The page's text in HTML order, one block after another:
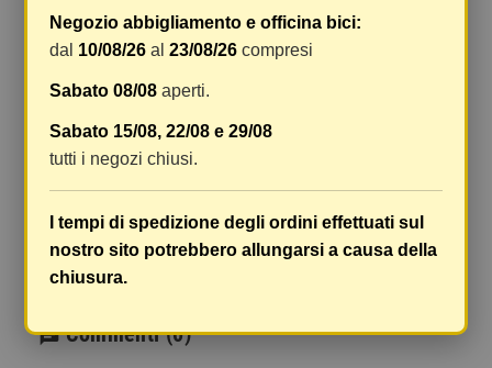
vostri articoli in un unico ordine. Non ci è
possibile raggruppare due ordini distinti
spedizione saranno addebitate per ognuno di
essi. Il vostro pacco sarà inviato a vostro rischio,
ma viene prestata un'attenzione particolare in
caso di oggetti fragili.
Le scatole hanno dimensioni adeguatamente
ampie e i vostri articoli son ben protetti.
chat Commenti (0)
Negozio abbigliamento e officina bici:
dal 10/08/26 al23/08/26 compresi
Sabato 08/08 aperti.
Sabato 15/08, 22/08 e 29/08
tutti i negozi chiusi.
I tempi di spedizione degli ordini effettuati sul
nostro sito potrebbero allungarsi a causa della
chiusura.